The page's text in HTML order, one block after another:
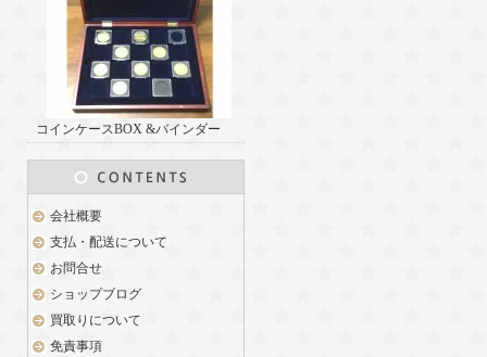
コインケースBOX &バインダー
会社概要
支払・配送について
お問合せ
ショップブログ
買取りについて
免責事項